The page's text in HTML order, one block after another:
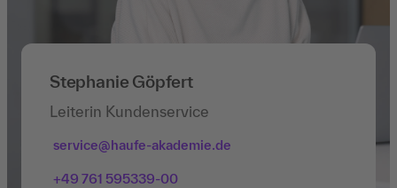
Stephanie Göpfert
Leiterin Kundenservice
service@haufe-akademie.de
+49 761 595339-00